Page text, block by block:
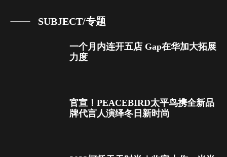
SUBJECT/专题
一个月内连开五店 Gap在华加大拓展
力度
官宣！PEACEBIRD太平鸟携全新品
牌代言人演绎冬日新时尚